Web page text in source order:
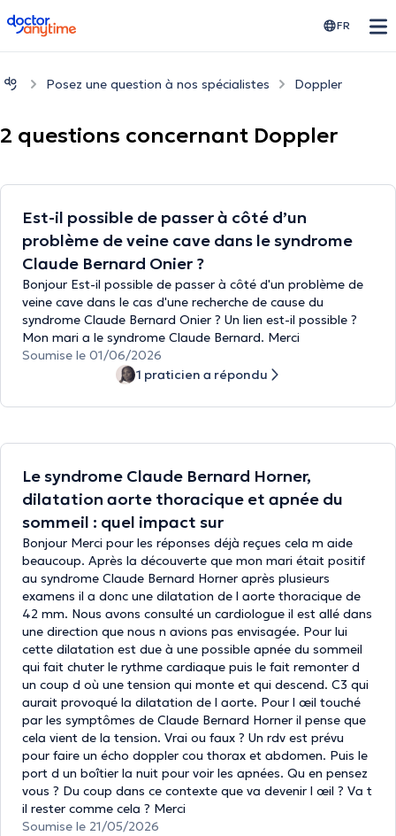
doctoranytime FR
Posez une question à nos spécialistes Doppler
2 questions concernant Doppler
Est-il possible de passer à côté d’un
problème de veine cave dans le syndrome
Claude Bernard Onier ?
Bonjour Est-il possible de passer à côté d'un problème de
veine cave dans le cas d'une recherche de cause du
syndrome Claude Bernard Onier ? Un lien est-il possible ?
Mon mari a le syndrome Claude Bernard. Merci
Soumise le 01/06/2026
1 praticien a répondu
Le syndrome Claude Bernard Horner,
dilatation aorte thoracique et apnée du
sommeil : quel impact sur
Bonjour Merci pour les réponses déjà reçues cela m aide
beaucoup. Après la découverte que mon mari était positif
au syndrome Claude Bernard Horner après plusieurs
examens il a donc une dilatation de l aorte thoracique de
42 mm. Nous avons consulté un cardiologue il est allé dans
une direction que nous n avions pas envisagée. Pour lui
cette dilatation est due à une possible apnée du sommeil
qui fait chuter le rythme cardiaque puis le fait remonter d
un coup d où une tension qui monte et qui descend. C3 qui
aurait provoqué la dilatation de l aorte. Pour l œil touché
par les symptômes de Claude Bernard Horner il pense que
cela vient de la tension. Vrai ou faux ? Un rdv est prévu
pour faire un écho doppler cou thorax et abdomen. Puis le
port d un boîtier la nuit pour voir les apnées. Qu en pensez
vous ? Du coup dans ce contexte que va devenir l œil ? Va t
il rester comme cela ? Merci
Soumise le 21/05/2026